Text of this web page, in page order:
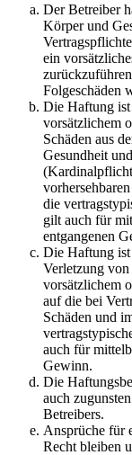
Der Betreiber
Körper und
ein
Folgeschäden
Die Haftung ist
vorsätzlichem
Schäden aus
Gesundheit
die
gilt auch für
entgangenen
Die Haftung ist
Verletzung
vorsätzlichem
auf die bei
Schäden und
auch für
Gewinn.
Die
auch
Betreibers.
Ansprüche für
Recht bleiben